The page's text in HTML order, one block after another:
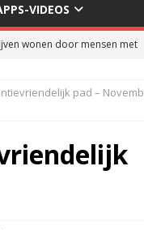
VIDEOS
wonen door mensen met
in Groningen
pad –